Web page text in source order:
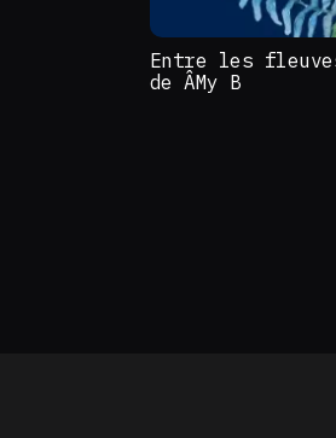
Entre les
de ÂMy B